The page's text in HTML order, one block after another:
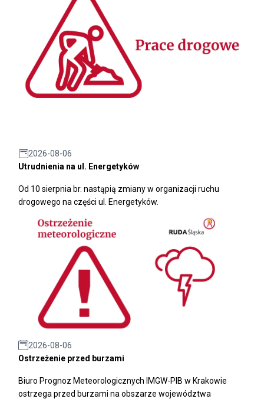
2026-08-06
Utrudnienia na ul. Energetyków
Od 10 sierpnia br. nastąpią zmiany w organizacji ruchu
drogowego na części ul. Energetyków.
2026-08-06
Ostrzeżenie przed burzami
Biuro Prognoz Meteorologicznych IMGW-PIB w Krakowie
ostrzega przed burzami na obszarze województwa